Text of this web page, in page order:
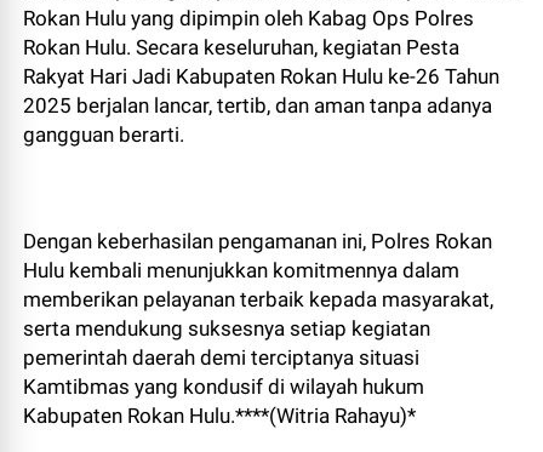
Rokan Hulu yang dipimpin oleh Kabag Ops Polres
Rokan Hulu. Secara keseluruhan, kegiatan Pesta
Rakyat Hari Jadi Kabupaten Rokan Hulu ke-26 Tahun
2025 berjalan lancar, tertib, dan aman tanpa adanya
gangguan berarti.
Dengan keberhasilan pengamanan ini, Polres Rokan
Hulu kembali menunjukkan komitmennya dalam
memberikan pelayanan terbaik kepada masyarakat,
serta mendukung suksesnya setiap kegiatan
pemerintah daerah demi terciptanya situasi
Kamtibmas yang kondusif di wilayah hukum
Kabupaten Rokan Hulu.****(Witria Rahayu)*